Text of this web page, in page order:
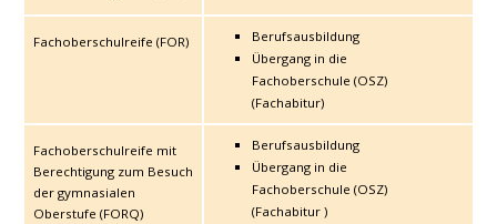
Fachoberschulreife (FOR)
Berufsausbildung
Übergang in die
Fachoberschule (OSZ)
(Fachabitur)
Fachoberschulreife mit
Berechtigung zum Besuch
der gymnasialen
Oberstufe (FORQ)
Berufsausbildung
Übergang in die
Fachoberschule (OSZ)
(Fachabitur )